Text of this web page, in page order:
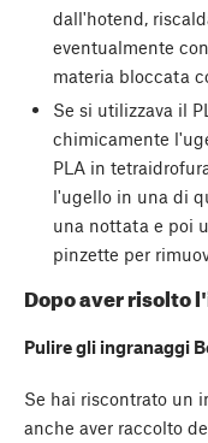
dall'hotend,
eventualmente
materia bloccata
Se si utilizzava il
chimicamente
PLA in
l'ugello in una di
una nottata e poi
pinzette per
Dopo aver risolto
Pulire gli ingranaggi
Se hai riscontrato un
anche aver raccolto